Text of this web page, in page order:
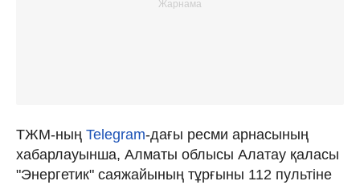
ТЖМ-ның Telegram-дағы ресми арнасының
хабарлауынша, Алматы облысы Алатау қаласы
"Энергетик" саяжайының тұрғыны 112 пультіне